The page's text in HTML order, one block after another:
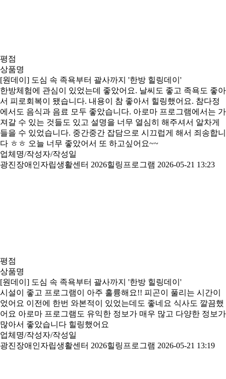
평점
상품명
[원데이] 도심 속 족욕부터 괄사까지 '한방 힐링데이'
한방체험에 관심이 있었는데 좋았어요. 날씨도 좋고 족욕도 좋아
서 피로회복이 됐습니다. 내용이 참 좋아서 힐링했어요. 참다정
에서도 음식과 음료 모두 좋았습니다. 아로마 프로그램에서는 가
져갈 수 있는 것들도 있고 설명을 너무 열심히 해주셔서 알차게
들을 수 있었습니다. 중간중간 잡담으로 시끄럽게 해서 죄송합니
다 ㅎㅎ 오늘 너무 좋았어서 또 하고싶어요~~
업체명/작성자/작성일
광진장애인자립생활센터 2026힐링프로그램 2026-05-21 13:23
평점
상품명
[원데이] 도심 속 족욕부터 괄사까지 '한방 힐링데이'
시설이 좋고 프로그램이 아주 훌륭해요!! 피곤이 풀리는 시간이
었어요 이전에 한번 와본적이 있었는데도 좋네요 식사도 깔끔했
어요 아로마 프로그램도 유익한 정보가 매우 많고 다양한 정보가
많아서 좋았습니다 힐링했어요
업체명/작성자/작성일
광진장애인자립생활센터 2026힐링프로그램 2026-05-21 13:19